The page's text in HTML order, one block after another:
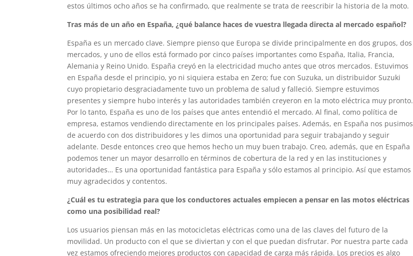
estos últimos ocho años se ha confirmado, que realmente se trata de reescribir la historia de la moto.
Tras más de un año en España, ¿qué balance haces de vuestra llegada directa al mercado español?
España es un mercado clave. Siempre pienso que Europa se divide principalmente en dos grupos, dos
mercados, y uno de ellos está formado por cinco países importantes como España, Italia, Francia,
Alemania y Reino Unido. España creyó en la electricidad mucho antes que otros mercados. Estuvimos
en España desde el principio, yo ni siquiera estaba en Zero; fue con Suzuka, un distribuidor Suzuki
cuyo propietario desgraciadamente tuvo un problema de salud y falleció. Siempre estuvimos
presentes y siempre hubo interés y las autoridades también creyeron en la moto eléctrica muy pronto.
Por lo tanto, España es uno de los países que antes entendió el mercado. Al final, como política de
empresa, estamos vendiendo directamente en los principales países. Además, en España nos pusimos
de acuerdo con dos distribuidores y les dimos una oportunidad para seguir trabajando y seguir
adelante. Desde entonces creo que hemos hecho un muy buen trabajo. Creo, además, que en España
podemos tener un mayor desarrollo en términos de cobertura de la red y en las instituciones y
autoridades… Es una oportunidad fantástica para España y sólo estamos al principio. Así que estamos
muy agradecidos y contentos.
¿Cuál es tu estrategia para que los conductores actuales empiecen a pensar en las motos eléctricas
como una posibilidad real?
Los usuarios piensan más en las motocicletas eléctricas como una de las claves del futuro de la
movilidad. Un producto con el que se diviertan y con el que puedan disfrutar. Por nuestra parte cada
vez estamos ofreciendo mejores productos con capacidad de carga más rápida. Los precios es algo